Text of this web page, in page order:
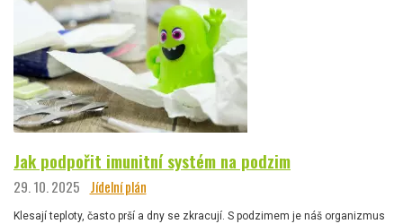
Jak podpořit imunitní systém na podzim
29. 10. 2025 Jídelní plán
Klesají teploty, často prší a dny se zkracují. S podzimem je náš organizmus